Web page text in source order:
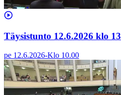
Täysistunto 12.6.2026 klo 13
pe 12.6.2026-Klo 10.00